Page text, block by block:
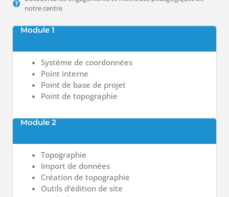
notre centre
Module 1
Système de coordonnées
Point interne
Point de base de projet
Point de topographie
Module 2
Topographie
Import de données
Création de topographie
Outils d’édition de site